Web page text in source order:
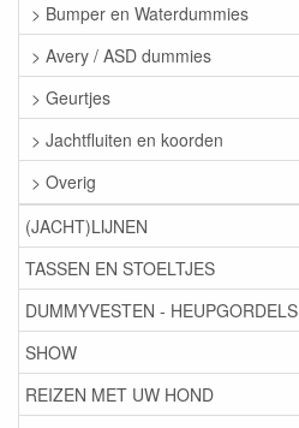
> Bumper en Waterdummies
> Avery / ASD dummies
> Geurtjes
> Jachtfluiten en koorden
> Overig
(JACHT)LIJNEN
TASSEN EN STOELTJES
DUMMYVESTEN - HEUPGORDELS
SHOW
REIZEN MET UW HOND